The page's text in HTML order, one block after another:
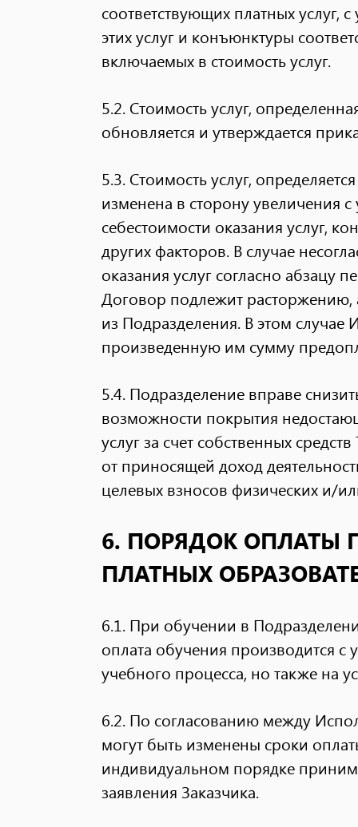
соответствующих платных услуг,
этих услуг и конъюнктуры
включаемых в стоимость услуг.
5.2. Стоимость услуг,
обновляется и утверждается
5.3. Стоимость услуг,
изменена в сторону увеличения
себестоимости оказания услуг,
других факторов. В случае
оказания услуг согласно абзацу
Договор подлежит расторжению,
из Подразделения. В этом случае
произведенную им сумму
5.4. Подразделение вправе
возможности покрытия
услуг за счет собственных
от приносящей доход
целевых взносов физических и/
6. ПОРЯДОК ОПЛАТЫ
ПЛАТНЫХ
6.1. При обучении в
оплата обучения производится с
учебного процесса, но также на
6.2. По согласованию между
могут быть изменены сроки
индивидуальном порядке
заявления Заказчика.